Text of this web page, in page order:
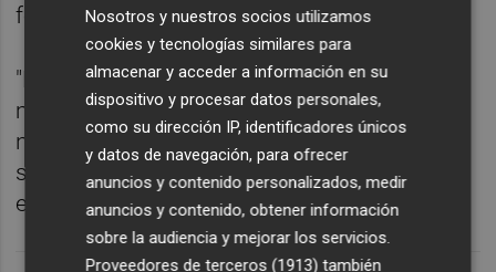
fondos de los que disponen.
"Nos fiamos del conseller, ya que ha
mostrado una gran sensibilidad hacia
nuestro problema y esperamos que esta
situación se solucione cuanto antes ya que
es un problema coyuntural", ha concluido.
Nosotros y nuestros socios utilizamos
cookies y tecnologías similares para
almacenar y acceder a información en su
dispositivo y procesar datos personales,
como su dirección IP, identificadores únicos
y datos de navegación, para ofrecer
anuncios y contenido personalizados, medir
anuncios y contenido, obtener información
sobre la audiencia y mejorar los servicios.
Proveedores de terceros (1913) también